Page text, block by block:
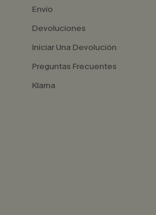
Envío
Devoluciones
Iniciar Una Devolución
Preguntas Frecuentes
Klarna